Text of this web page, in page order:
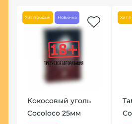
Хит продаж Новинка
Кокосовый уголь
Cocoloco 25мм
Хит